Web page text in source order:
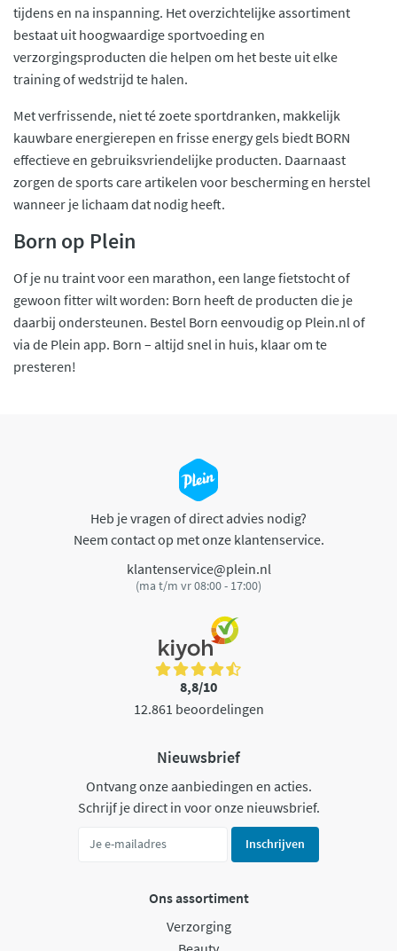
tijdens en na inspanning. Het overzichtelijke assortiment
bestaat uit hoogwaardige sportvoeding en
verzorgingsproducten die helpen om het beste uit elke
training of wedstrijd te halen.
Met verfrissende, niet té zoete sportdranken, makkelijk
kauwbare energierepen en frisse energy gels biedt BORN
effectieve en gebruiksvriendelijke producten. Daarnaast
zorgen de sports care artikelen voor bescherming en herstel
wanneer je lichaam dat nodig heeft.
Born op Plein
Of je nu traint voor een marathon, een lange fietstocht of
gewoon fitter wilt worden: Born heeft de producten die je
daarbij ondersteunen. Bestel Born eenvoudig op Plein.nl of
via de Plein app. Born – altijd snel in huis, klaar om te
presteren!
Heb je vragen of direct advies nodig?
Neem contact op met onze klantenservice.
klantenservice@plein.nl
(ma t/m vr 08:00 - 17:00)
8,8/10
12.861 beoordelingen
Nieuwsbrief
Ontvang onze aanbiedingen en acties.
Schrijf je direct in voor onze nieuwsbrief.
Inschrijven
Ons assortiment
Verzorging